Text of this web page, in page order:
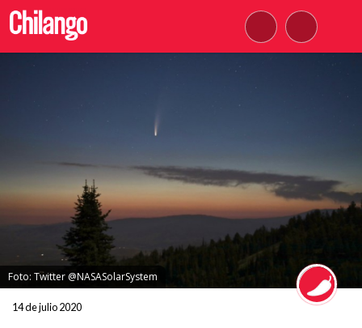
Foto: Twitter @NASASolarSystem
14 de julio 2020